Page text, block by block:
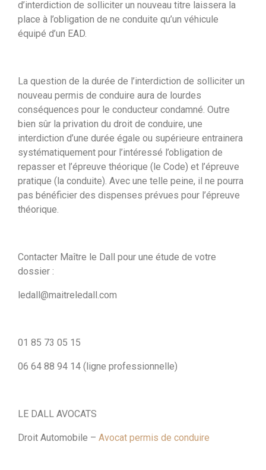
d’interdiction de solliciter un nouveau titre laissera la
place à l’obligation de ne conduite qu’un véhicule
équipé d’un EAD.
La question de la durée de l’interdiction de solliciter un
nouveau permis de conduire aura de lourdes
conséquences pour le conducteur condamné. Outre
bien sûr la privation du droit de conduire, une
interdiction d’une durée égale ou supérieure entrainera
systématiquement pour l’intéressé l’obligation de
repasser et l’épreuve théorique (le Code) et l’épreuve
pratique (la conduite). Avec une telle peine, il ne pourra
pas bénéficier des dispenses prévues pour l’épreuve
théorique.
Contacter Maître le Dall pour une étude de votre
dossier :
ledall@maitreledall.com
01 85 73 05 15
06 64 88 94 14 (ligne professionnelle)
LE DALL AVOCATS
Droit Automobile – Avocat permis de conduire